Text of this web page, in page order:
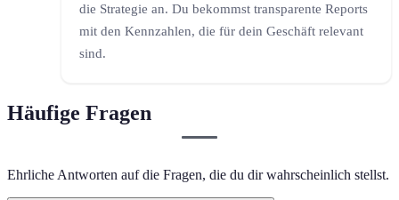
die Strategie an. Du bekommst transparente Reports
mit den Kennzahlen, die für dein Geschäft relevant
sind.
Häufige Fragen
Ehrliche Antworten auf die Fragen, die du dir wahrscheinlich stellst.